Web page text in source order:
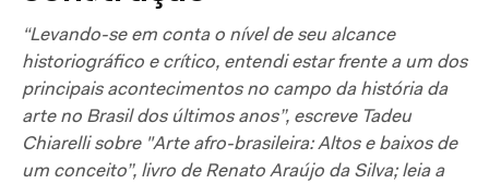
“Levando-se em conta o nível de seu alcance
historiográfico e crítico, entendi estar frente a um dos
principais acontecimentos no campo da história da
arte no Brasil dos últimos anos”, escreve Tadeu
Chiarelli sobre "Arte afro-brasileira: Altos e baixos de
um conceito”, livro de Renato Araújo da Silva; leia a